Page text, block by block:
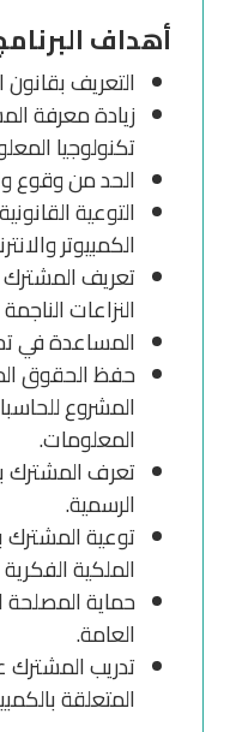
أهداف
التعريف بقانون
زيادة معرفة
تكنولوجيا
الحد من وقوع
التوعية
الكمبيوتر
تعريف المشترك
النزاعات
المساعدة في
حفظ الحقوق
المشروع
المعلومات.
تعرف المشترك
الرسمية.
توعية
الملكية
حماية المصلحة
العامة.
تدريب المشترك
المتعلقة